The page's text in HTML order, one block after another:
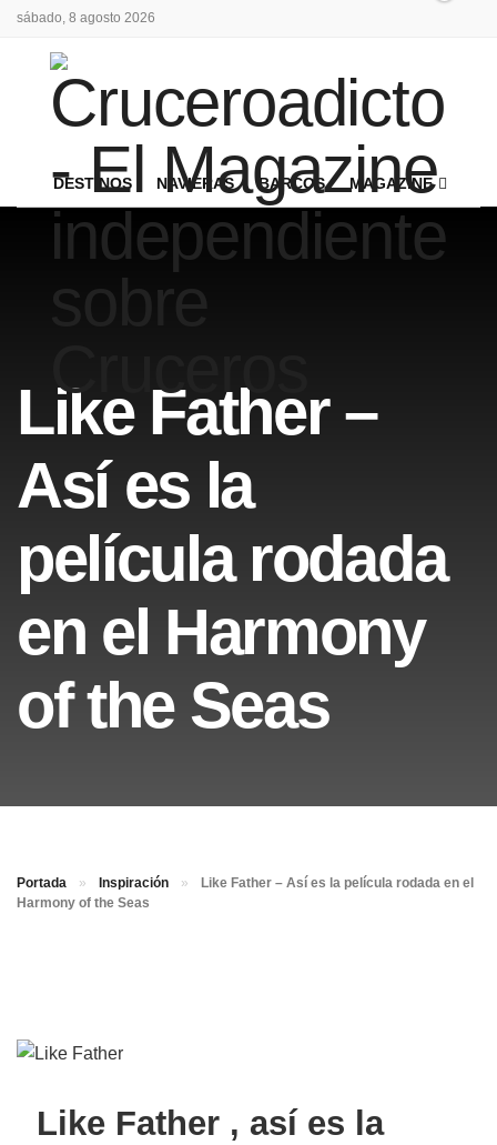
sábado, 8 agosto 2026
DESTINOS NAVIERAS BARCOS MAGAZINE
Like Father –
Así es la
película rodada
en el Harmony
of the Seas
Portada » Inspiración »
Like Father – Así es la película rodada en el
Harmony of the Seas
Like Father , así es la